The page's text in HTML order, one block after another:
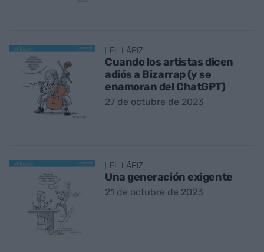
EL LÁPIZ
Cuando los artistas dicen
adiós a Bizarrap (y se
enamoran del ChatGPT)
27 de octubre de 2023
EL LÁPIZ
Una generación exigente
21 de octubre de 2023